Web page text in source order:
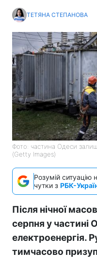
ТЕТЯНА СТЕПАНОВА
Фото: частина Одеси
(Getty Images)
Розумій ситуацію
чутки з РБК-
Після нічної
серпня у частині
електроенергія.
тимчасово